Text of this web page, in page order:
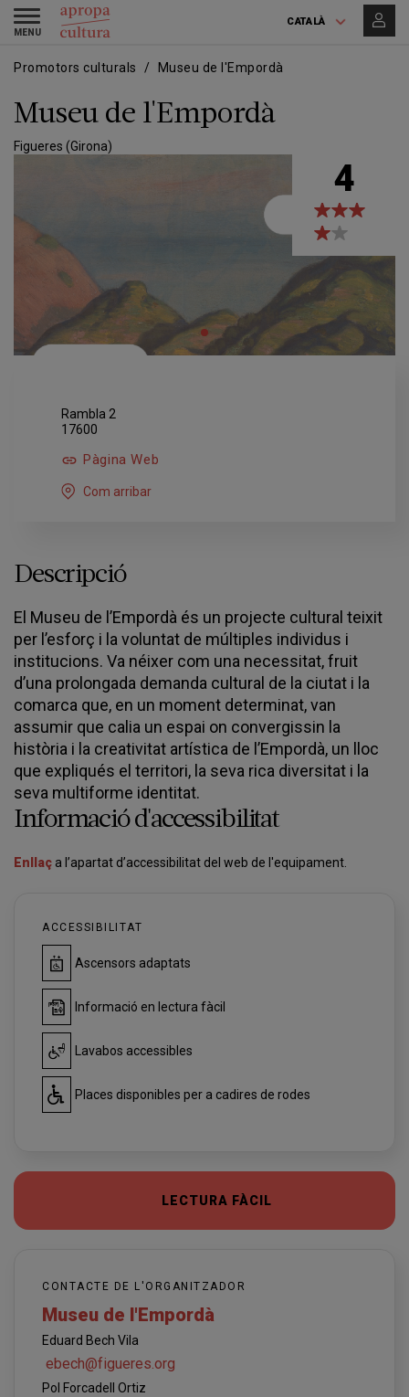
Vés
contingut
Skip
main
CATALÀ
Toggle
navigation
Promotors culturals Museu de l'Empordà
Museu de l'Empordà
Figueres (Girona)
4
Rambla 2
17600
Pàgina Web
Com arribar
Descripció
El Museu de l’Empordà és un projecte cultural teixit
per l’esforç i la voluntat de múltiples individus i
institucions. Va néixer com una necessitat, fruit
d’una prolongada demanda cultural de la ciutat i la
comarca que, en un moment determinat, van
assumir que calia un espai on convergissin la
història i la creativitat artística de l’Empordà, un lloc
que expliqués el territori, la seva rica diversitat i la
seva multiforme identitat.
Informació d'accessibilitat
Enllaç a l’apartat d’accessibilitat del web de l'equipament.
ACCESSIBILITAT
Ascensors adaptats
Informació en lectura fàcil
Lavabos accessibles
Places disponibles per a cadires de rodes
LECTURA FÀCIL
CONTACTE DE L'ORGANITZADOR
Museu de l'Empordà
Eduard Bech Vila
ebech@figueres.org
Pol Forcadell Ortiz